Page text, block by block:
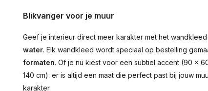
Blikvanger voor je muur
Geef je interieur direct meer karakter met het
water. Elk wandkleed wordt speciaal op bestelling
formaten. Of je nu kiest voor een subtiel accent (90 ×
140 cm): er is altijd een maat die perfect past bij jouw
karakter.